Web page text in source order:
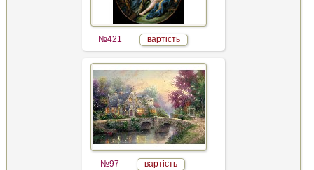
№421 вартість
№97 вартість